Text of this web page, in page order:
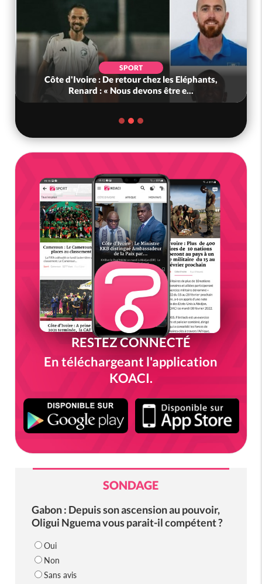
SPORT
Côte d'Ivoire : De retour chez les Eléphants,
Renard : « Nous devons être e...
RESTEZ CONNECTÉ
En téléchargeant l'application
KOACI.
SONDAGE
Gabon : Depuis son ascension au pouvoir,
Oligui Nguema vous parait-il compétent ?
Oui
Non
Sans avis